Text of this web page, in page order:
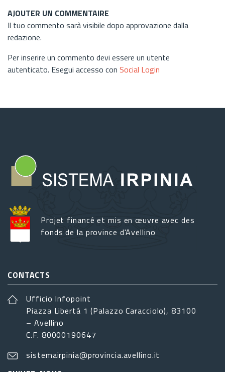
AJOUTER UN COMMENTAIRE
Il tuo commento sarà visibile dopo approvazione dalla
redazione.
Per inserire un commento devi essere un utente
autenticato. Esegui accesso con Social Login
Projet financé et mis en œuvre avec des
fonds de la province d'Avellino
CONTACTS
Ufficio Infopoint
Piazza Libertá 1 (Palazzo Caracciolo), 83100
– Avellino
C.F. 80000190647
sistemairpinia@provincia.avellino.it